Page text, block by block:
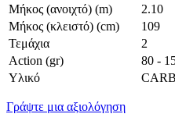
Μήκος (ανοιχτό) (m)
2.10
Μήκος (κλειστό) (cm)
109
Τεμάχια
2
Action (gr)
80 -
Υλικό
Γράψτε μια αξιολόγηση